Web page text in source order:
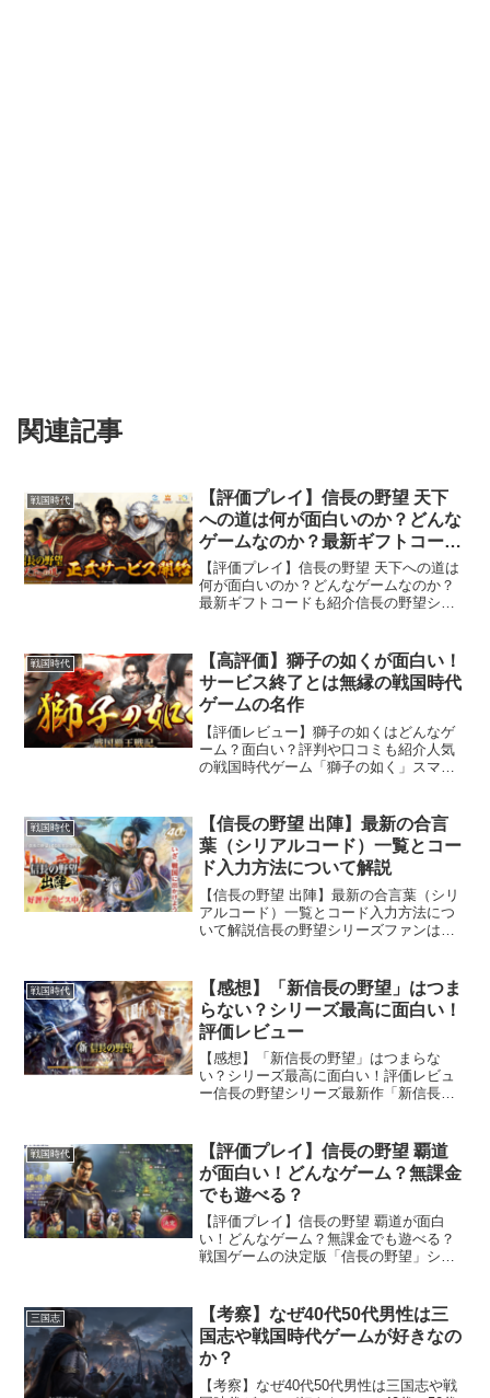
関連記事
戦国時代
【評価プレイ】信長の野望 天下
への道は何が面白いのか？どんな
ゲームなのか？最新ギフトコード
も紹介
【評価プレイ】信長の野望 天下への道は
何が面白いのか？どんなゲームなのか？
最新ギフトコードも紹介信長の野望シリ
レーションゲーム「信長の野望 天下への
道」あの名作「信...
戦国時代
【高評価】獅子の如くが面白い！
サービス終了とは無縁の戦国時代
ゲームの名作
【評価レビュー】獅子の如くはどんなゲ
ーム？面白い？評判や口コミも紹介人気
の戦国時代ゲーム「獅子の如く」スマホ
レイしているアプリなのですがまだ遊ん
だことがない方のために「...
戦国時代
【信長の野望 出陣】最新の合言
葉（シリアルコード）一覧とコー
ド入力方法について解説
【信長の野望 出陣】最新の合言葉（シリ
アルコード）一覧とコード入力方法につ
いて解説信長の野望シリーズファンはも
位置情報ゲーム「信長の野望 出陣」これ
から始めるなら、絶対...
戦国時代
【感想】「新信長の野望」はつま
らない？シリーズ最高に面白い！
評価レビュー
【感想】「新信長の野望」はつまらな
い？シリーズ最高に面白い！評価レビュ
ー信長の野望シリーズ最新作「新信長の
長なの？信長の野望ファンなら気になる
ことについてPC9801の...
戦国時代
【評価プレイ】信長の野望 覇道
が面白い！どんなゲーム？無課金
でも遊べる？
【評価プレイ】信長の野望 覇道が面白
い！どんなゲーム？無課金でも遊べる？
戦国ゲームの決定版「信長の野望」シリ
に知っている人も多いかもしれません。
「でも、まだ遊んだこ...
三国志
【考察】なぜ40代50代男性は三
国志や戦国時代ゲームが好きなの
か？
【考察】なぜ40代50代男性は三国志や戦